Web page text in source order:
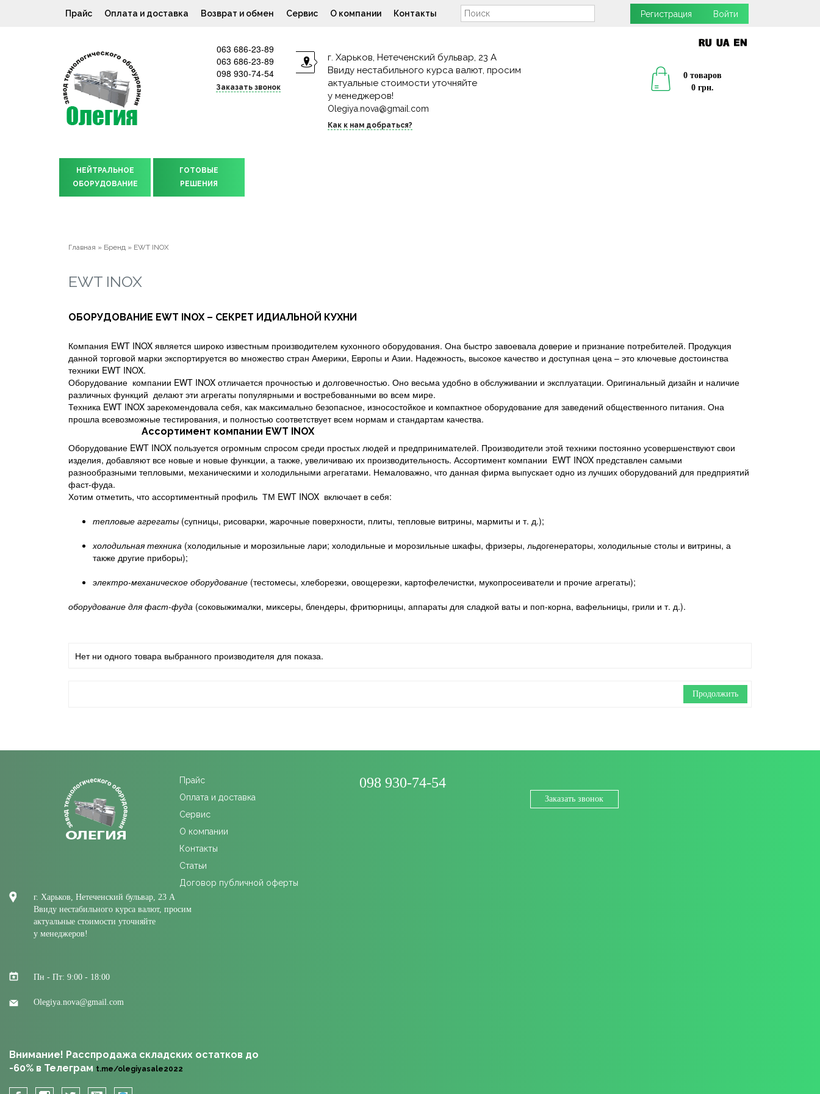
Прайс Оплата и доставка Возврат и обмен Сервис О компании Контакты Регистрация Войти
063 686-23-89
063 686-23-89
098 930-74-54
Заказать звонок
г. Харьков, Нетеченский бульвар, 23 А
Ввиду нестабильного курса валют, просим
актуальные стоимости уточняйте
у менеджеров!
Olegiya.nova@gmail.com
Как к нам добраться?
0 товаров
0 грн.
НЕЙТРАЛЬНОЕ
ОБОРУДОВАНИЕ
ГОТОВЫЕ
РЕШЕНИЯ
Главная » Бренд » EWT INOX
EWT INOX
ОБОРУДОВАНИЕ EWT INOX – СЕКРЕТ ИДИАЛЬНОЙ КУХНИ
Компания EWT INOX является широко известным производителем кухонного оборудования. Она быстро завоевала доверие и признание потребителей. Продукция
данной торговой марки экспортируется во множество стран Америки, Европы и Азии. Надежность, высокое качество и доступная цена – это ключевые достоинства
техники EWT INOX.
Оборудование компании EWT INOX отличается прочностью и долговечностью. Оно весьма удобно в обслуживании и эксплуатации. Оригинальный дизайн и наличие
различных функций делают эти агрегаты популярными и востребованными во всем мире.
Техника EWT INOX зарекомендовала себя, как максимально безопасное, износостойкое и компактное оборудование для заведений общественного питания. Она
прошла всевозможные тестирования, и полностью соответствует всем нормам и стандартам качества.
Ассортимент компании EWT INOX
Оборудование EWT INOX пользуется огромным спросом среди простых людей и предпринимателей. Производители этой техники постоянно усовершенствуют свои
изделия, добавляют все новые и новые функции, а также, увеличиваю их производительность. Ассортимент компании EWT INOX представлен самыми
разнообразными тепловыми, механическими и холодильными агрегатами. Немаловажно, что данная фирма выпускает одно из лучших оборудований для предприятий
фаст-фуда.
Хотим отметить, что ассортиментный профиль ТМ EWT INOX включает в себя:
тепловые агрегаты (супницы, рисоварки, жарочные поверхности, плиты, тепловые витрины, мармиты и т. д.);
холодильная техника (холодильные и морозильные лари; холодильные и морозильные шкафы, фризеры, льдогенераторы, холодильные столы и витрины, а
также другие приборы);
электро-механическое оборудование (тестомесы, хлеборезки, овощерезки, картофелечистки, мукопросеиватели и прочие агрегаты);
оборудование для фаст-фуда (соковыжималки, миксеры, блендеры, фритюрницы, аппараты для сладкой ваты и поп-корна, вафельницы, грили и т. д.).
Нет ни одного товара выбранного производителя для показа.
Продолжить
Прайс
Оплата и доставка
Сервис
О компании
Контакты
Статьи
Договор публичной оферты
098 930-74-54
Заказать звонок
г. Харьков, Нетеченский бульвар, 23 А
Ввиду нестабильного курса валют, просим
актуальные стоимости уточняйте
у менеджеров!
Пн - Пт: 9:00 - 18:00
Olegiya.nova@gmail.com
Внимание! Расспродажа складских остатков до
-60% в Телеграм t.me/olegiyasale2022